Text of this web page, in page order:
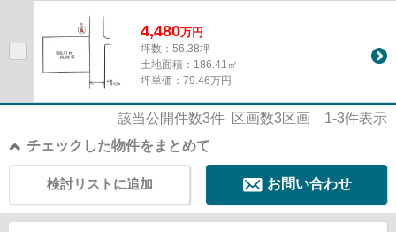
4,480万円
坪数：56.38坪
土地面積：186.41㎡
坪単価：79.46万円
該当公開件数3件 区画数3区画 1-3件表示
チェックした物件をまとめて
お問い合わせ
検討リストに追加